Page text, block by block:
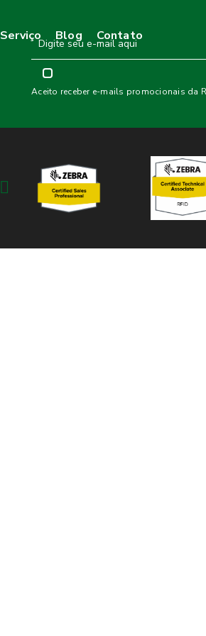
Serviço Blog Contato
Aceito receber e-mails promocionais da